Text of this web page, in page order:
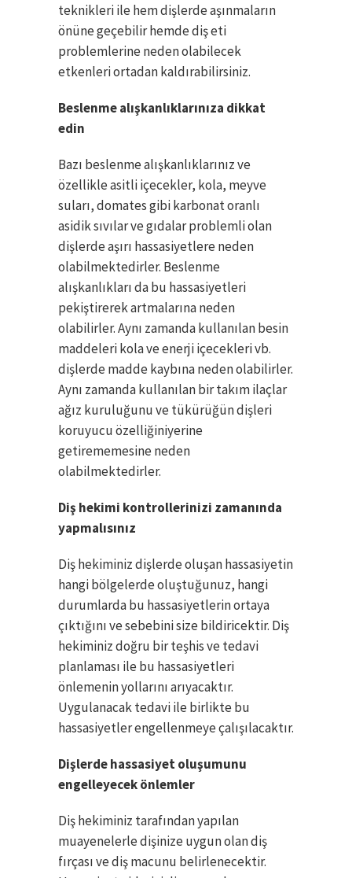
teknikleri ile hem dişlerde aşınmaların
önüne geçebilir hemde diş eti
problemlerine neden olabilecek
etkenleri ortadan kaldırabilirsiniz.
Beslenme alışkanlıklarınıza dikkat
edin
Bazı beslenme alışkanlıklarınız ve
özellikle asitli içecekler, kola, meyve
suları, domates gibi karbonat oranlı
asidik sıvılar ve gıdalar problemli olan
dişlerde aşırı hassasiyetlere neden
olabilmektedirler. Beslenme
alışkanlıkları da bu hassasiyetleri
pekiştirerek artmalarına neden
olabilirler. Aynı zamanda kullanılan besin
maddeleri kola ve enerji içecekleri vb.
dişlerde madde kaybına neden olabilirler.
Aynı zamanda kullanılan bir takım ilaçlar
ağız kuruluğunu ve tükürüğün dişleri
koruyucu özelliğiniyerine
getirememesine neden
olabilmektedirler.
Diş hekimi kontrollerinizi zamanında
yapmalısınız
Diş hekiminiz dişlerde oluşan hassasiyetin
hangi bölgelerde oluştuğunuz, hangi
durumlarda bu hassasiyetlerin ortaya
çıktığını ve sebebini size bildiricektir. Diş
hekiminiz doğru bir teşhis ve tedavi
planlaması ile bu hassasiyetleri
önlemenin yollarını arıyacaktır.
Uygulanacak tedavi ile birlikte bu
hassasiyetler engellenmeye çalışılacaktır.
Dişlerde hassasiyet oluşumunu
engelleyecek önlemler
Diş hekiminiz tarafından yapılan
muayenelerle dişinize uygun olan diş
fırçası ve diş macunu belirlenecektir.